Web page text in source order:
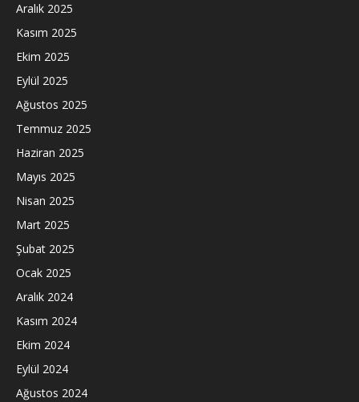
Aralık 2025
Kasım 2025
Ekim 2025
Eylül 2025
Ağustos 2025
Temmuz 2025
Haziran 2025
Mayıs 2025
Nisan 2025
Mart 2025
Şubat 2025
Ocak 2025
Aralık 2024
Kasım 2024
Ekim 2024
Eylül 2024
Ağustos 2024